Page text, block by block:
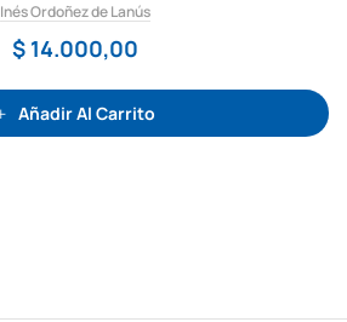
r
a
d
o
n
0
d
Inés Ordoñez de Lanús
$ 14.000,00
Añadir Al Carrito